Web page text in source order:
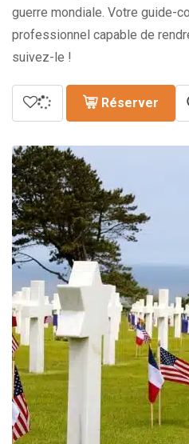
guerre mondiale. Votre guide-
professionnel capable de
suivez-le !
Réserver